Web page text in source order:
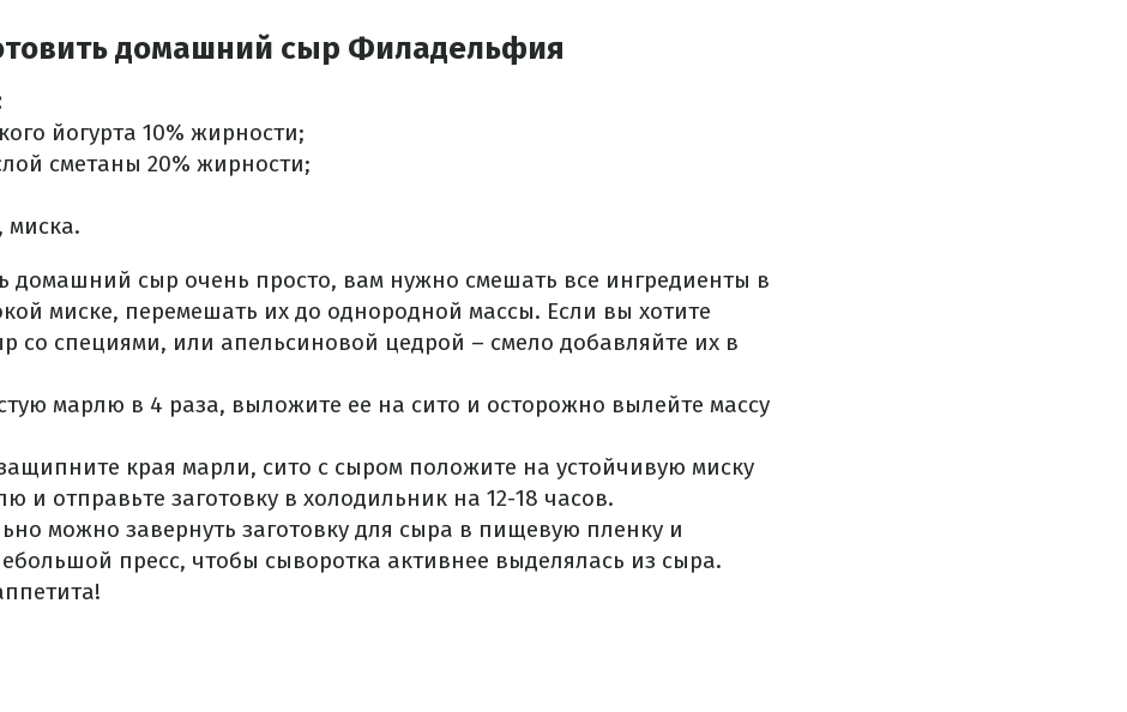
домашний сыр Филадельфия
йогурта 10% жирности;
сметаны 20% жирности;
миска.
домашний сыр очень просто, вам нужно смешать все ингредиенты в
миске, перемешать их до однородной массы. Если вы хотите
со специями, или апельсиновой цедрой – смело добавляйте их в
марлю в 4 раза, выложите ее на сито и осторожно вылейте массу
края марли, сито с сыром положите на устойчивую миску
и отправьте заготовку в холодильник на 12-18 часов.
можно завернуть заготовку для сыра в пищевую пленку и
пресс, чтобы сыворотка активнее выделялась из сыра.